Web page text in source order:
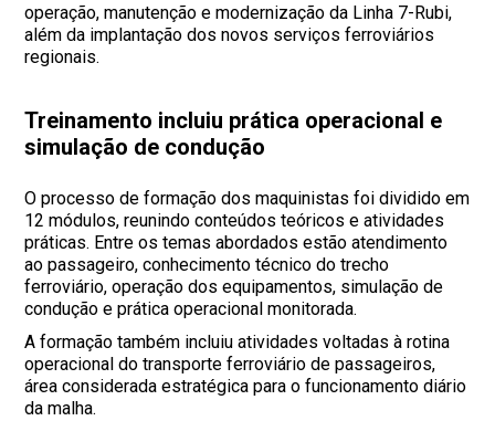
operação, manutenção e modernização da Linha 7-Rubi,
além da implantação dos novos serviços ferroviários
regionais.
Treinamento incluiu prática operacional e
simulação de condução
O processo de formação dos maquinistas foi dividido em
12 módulos, reunindo conteúdos teóricos e atividades
práticas. Entre os temas abordados estão atendimento
ao passageiro, conhecimento técnico do trecho
ferroviário, operação dos equipamentos, simulação de
condução e prática operacional monitorada.
A formação também incluiu atividades voltadas à rotina
operacional do transporte ferroviário de passageiros,
área considerada estratégica para o funcionamento diário
da malha.